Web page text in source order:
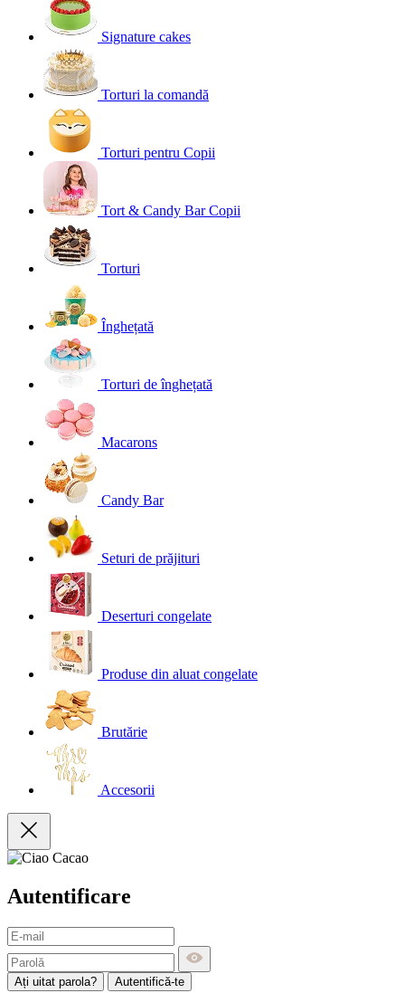
Signature cakes
Torturi la comandă
Torturi pentru Copii
Tort & Candy Bar Copii
Torturi
Înghețată
Torturi de înghețată
Macarons
Candy Bar
Seturi de prăjituri
Deserturi congelate
Produse din aluat congelate
Brutărie
Accesorii
Autentificare
Ați uitat parola? Autentifică-te